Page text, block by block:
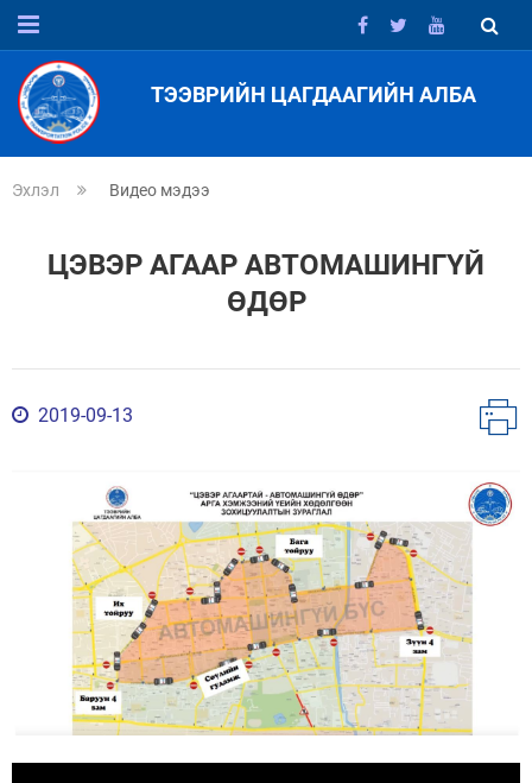
ТЭЭВРИЙН ЦАГДААГИЙН АЛБА
Эхлэл Видео мэдээ
ЦЭВЭР АГААР АВТОМАШИНГҮЙ
ӨДӨР
2019-09-13